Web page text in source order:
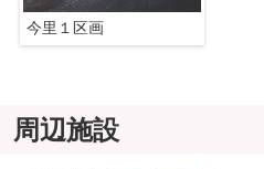
今里１区画
周辺施設